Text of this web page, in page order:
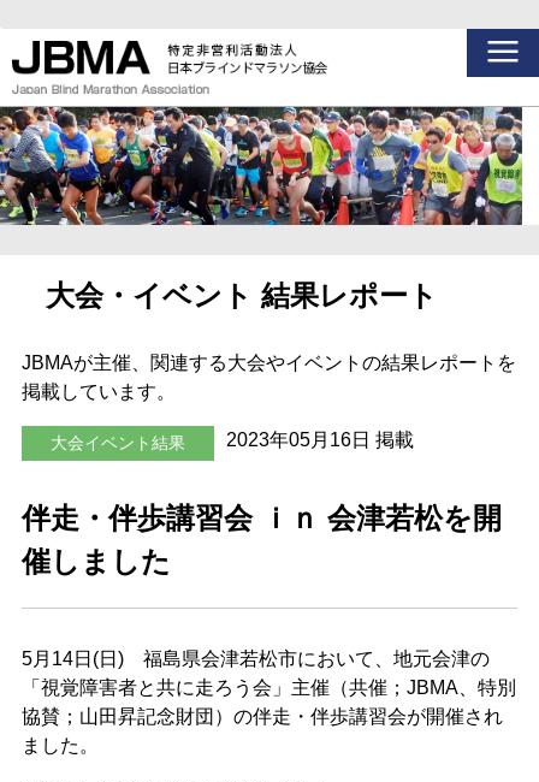
大会・イベント 結果レポート
JBMAが主催、関連する大会やイベントの結果レポートを
掲載しています。
大会イベント結果 2023年05月16日 掲載
伴走・伴歩講習会 ｉｎ 会津若松を開
催しました
5月14日(日) 福島県会津若松市において、地元会津の
「視覚障害者と共に走ろう会」主催（共催；JBMA、特別
協賛；山田昇記念財団）の伴走・伴歩講習会が開催され
ました。